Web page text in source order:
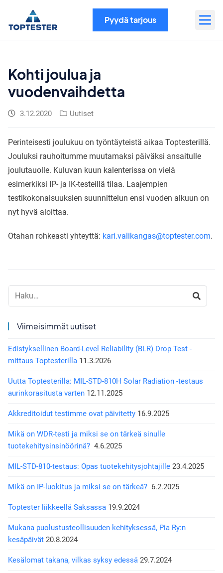
sisältöön
Pyydä tarjous
Kohti joulua ja
vuodenvaihdetta
3.12.2020 Uutiset
Perinteisesti joulukuu on työntäyteistä aikaa Toptesterillä.
Jouluksi rauhoitumme muutamaksi päiväksi ansaitulle
joulutauolle. Kuluvan kuun kalenterissa on vielä
esimerkiksi IP- ja IK-testeillä tilaa. Laajempien
testikokonaisuuksien suunnittelun ensi vuoden alkuun on
nyt hyvä aloittaa.
Otahan rohkeasti yhteyttä: kari.valikangas@toptester.com.
Haku:
Viimeisimmät uutiset
Edistyksellinen Board-Level Reliability (BLR) Drop Test -
mittaus Toptesterilla 11.3.2026
Uutta Toptesterilla: MIL-STD-810H Solar Radiation -testaus
aurinkorasitusta varten 12.11.2025
Akkreditoidut testimme ovat päivitetty 16.9.2025
Mikä on WDR-testi ja miksi se on tärkeä sinulle
tuotekehitysinsinöörinä? 4.6.2025
MIL-STD-810-testaus: Opas tuotekehitysjohtajille 23.4.2025
Mikä on IP-luokitus ja miksi se on tärkeä? 6.2.2025
Toptester liikkeellä Saksassa 19.9.2024
Mukana puolustusteollisuuden kehityksessä, Pia Ry:n
kesäpäivät 20.8.2024
Kesälomat takana, vilkas syksy edessä 29.7.2024